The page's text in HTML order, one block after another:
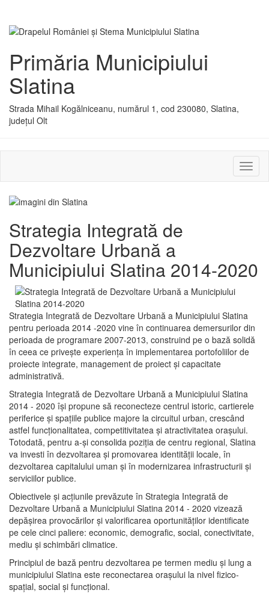
Primăria Municipiului
Slatina
Strada Mihail Kogălniceanu, numărul 1, cod 230080, Slatina,
județul Olt
sau
Strategia Integrată de
Dezvoltare Urbană a
Municipiului Slatina 2014-2020
Strategia Integrată de Dezvoltare Urbană a Municipiului Slatina
pentru perioada 2014 -2020 vine în continuarea demersurilor din
perioada de programare 2007-2013, construind pe o bază solidă
în ceea ce priveşte experienţa în implementarea portofoliilor de
proiecte integrate, management de proiect și capacitate
administrativă.
Strategia Integrată de Dezvoltare Urbană a Municipiului Slatina
2014 - 2020 își propune să reconecteze centrul istoric, cartierele
periferice şi spaţiile publice majore la circuitul urban, crescând
astfel funcţionalitatea, competitivitatea şi atractivitatea oraşului.
Totodată, pentru a-şi consolida poziţia de centru regional, Slatina
va investi în dezvoltarea şi promovarea identităţii locale, în
dezvoltarea capitalului uman şi în modernizarea infrastructurii şi
serviciilor publice.
Obiectivele şi acţiunile prevăzute în Strategia Integrată de
Dezvoltare Urbană a Municipiului Slatina 2014 - 2020 vizează
depășirea provocărilor şi valorificarea oportunităţilor identificate
pe cele cinci paliere: economic, demografic, social, conectivitate,
mediu şi schimbări climatice.
Principiul de bază pentru dezvoltarea pe termen mediu şi lung a
municipiului Slatina este reconectarea oraşului la nivel fizico-
spaţial, social şi funcţional.